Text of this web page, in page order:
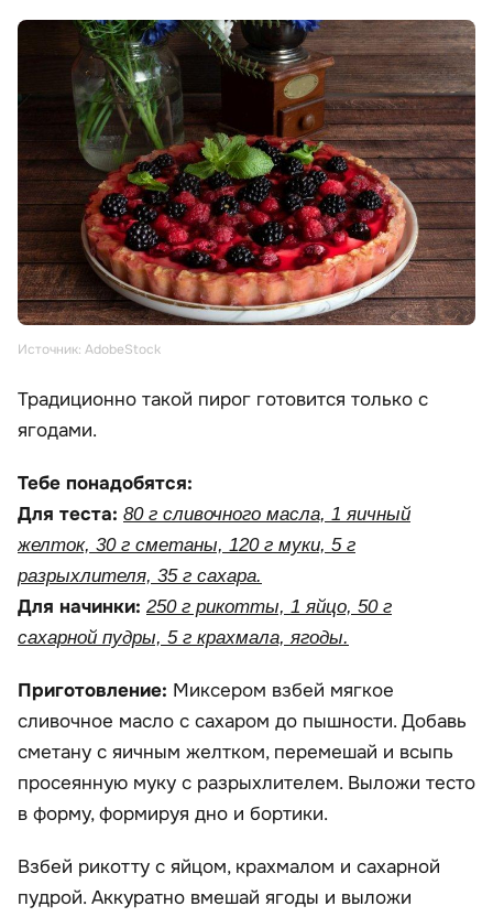
Источник: AdobeStock
Традиционно такой пирог готовится только с
ягодами.
Тебе понадобятся:
Для теста: 80 г сливочного масла, 1 яичный
желток, 30 г сметаны, 120 г муки, 5 г
разрыхлителя, 35 г сахара.
Для начинки: 250 г рикотты, 1 яйцо, 50 г
сахарной пудры, 5 г крахмала, ягоды.
Приготовление: Миксером взбей мягкое
сливочное масло с сахаром до пышности. Добавь
сметану с яичным желтком, перемешай и всыпь
просеянную муку с разрыхлителем. Выложи тесто
в форму, формируя дно и бортики.
Взбей рикотту с яйцом, крахмалом и сахарной
пудрой. Аккуратно вмешай ягоды и выложи